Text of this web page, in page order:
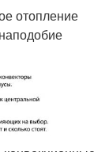
отопление